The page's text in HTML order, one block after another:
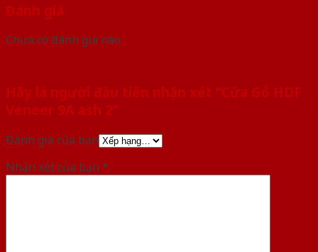
Đánh giá
Chưa có đánh giá nào.
Hãy là người đầu tiên nhận xét “Cửa Gỗ HDF
Veneer 9A ash 2”
Đánh giá của bạn
Nhận xét của bạn *